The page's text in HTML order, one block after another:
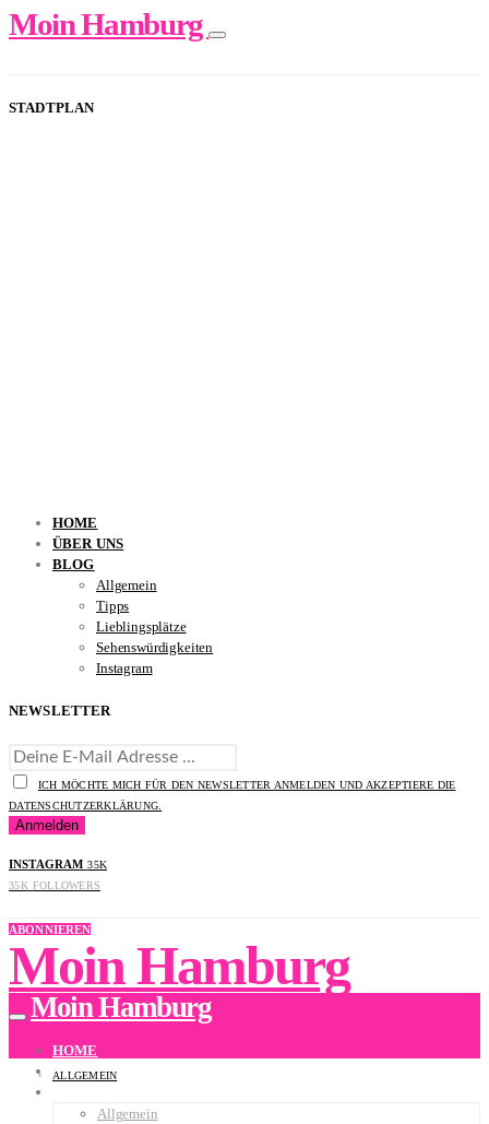
Moin Hamburg
STADTPLAN
HOME
ÜBER UNS
BLOG
Allgemein
Tipps
Lieblingsplätze
Sehenswürdigkeiten
Instagram
NEWSLETTER
ICH MÖCHTE MICH FÜR DEN NEWSLETTER ANMELDEN UND AKZEPTIERE DIE
DATENSCHUTZERKLÄRUNG.
INSTAGRAM 35K
35K FOLLOWERS
ABONNIEREN
Moin Hamburg
Moin Hamburg
HOME
ÜBER UNS
Allgemein
ALLGEMEIN